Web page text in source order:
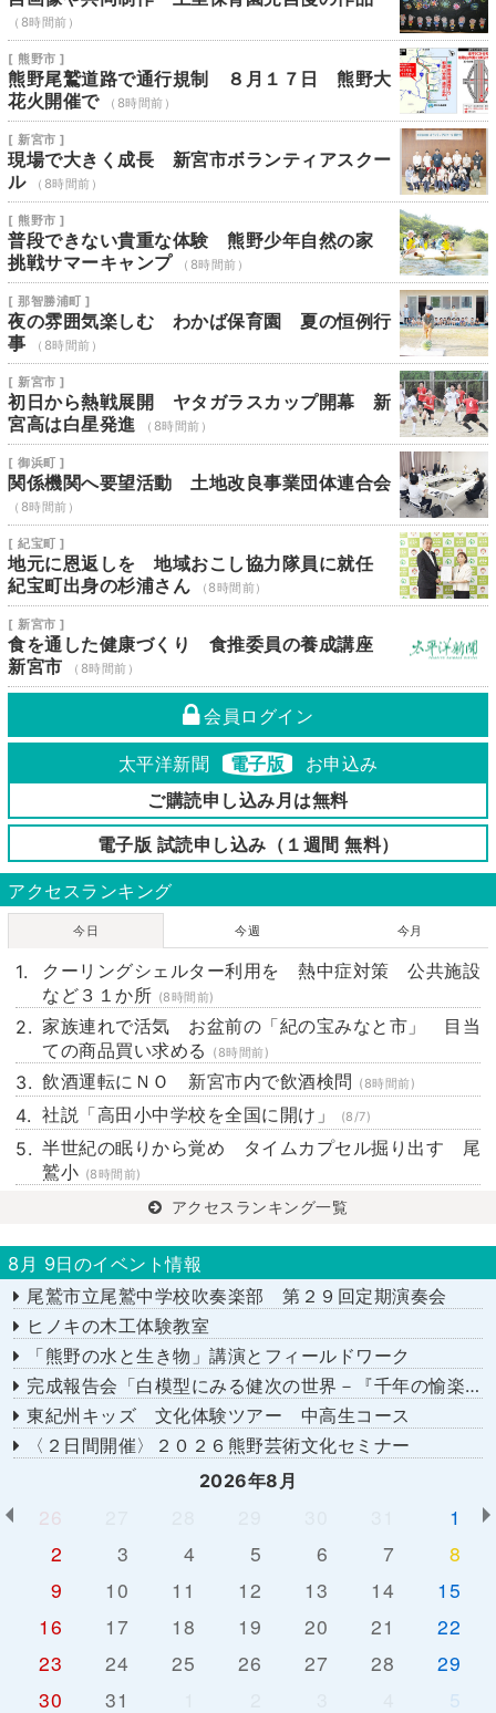
（8時間前）
[ 熊野市 ]
熊野尾鷲道路で通行規制 ８月１７日 熊野大
花火開催で
（8時間前）
[ 新宮市 ]
現場で大きく成長 新宮市ボランティアスクー
ル
（8時間前）
[ 熊野市 ]
普段できない貴重な体験 熊野少年自然の家
挑戦サマーキャンプ
（8時間前）
[ 那智勝浦町 ]
夜の雰囲気楽しむ わかば保育園 夏の恒例行
事
（8時間前）
[ 新宮市 ]
初日から熱戦展開 ヤタガラスカップ開幕 新
宮高は白星発進
（8時間前）
[ 御浜町 ]
関係機関へ要望活動 土地改良事業団体連合会
（8時間前）
[ 紀宝町 ]
地元に恩返しを 地域おこし協力隊員に就任
紀宝町出身の杉浦さん
（8時間前）
[ 新宮市 ]
食を通した健康づくり 食推委員の養成講座
新宮市
（8時間前）
会員ログイン
太平洋新聞 電子版
お申込み
ご購読申し込み月は無料
電子版 試読申し込み（１週間 無料）
アクセスランキング
今日 今週 今月
クーリングシェルター利用を 熱中症対策 公共施設
など３１か所 (8時間前)
家族連れで活気 お盆前の「紀の宝みなと市」 目当
ての商品買い求める
(8時間前)
飲酒運転にＮＯ 新宮市内で飲酒検問 (8時間前)
社説「高田小中学校を全国に開け」 (8/7)
半世紀の眠りから覚め タイムカプセル掘り出す 尾
鷲小 (8時間前)
アクセスランキング一覧
8月 9日のイベント情報
尾鷲市立尾鷲中学校吹奏楽部 第２９回定期演奏会
ヒノキの木工体験教室
「熊野の水と生き物」講演とフィールドワーク
完成報告会「白模型にみる健次の世界－『千年の愉楽』『奇蹟』より－」
東紀州キッズ 文化体験ツアー 中高生コース
〈２日間開催〉２０２６熊野芸術文化セミナー
2026年8月
26
1
2
3 4 5 6 7
8
9
10 11 12 13 14
15
16
17 18 19 20 21
22
23
24 25 26 27 28
29
30
31 5